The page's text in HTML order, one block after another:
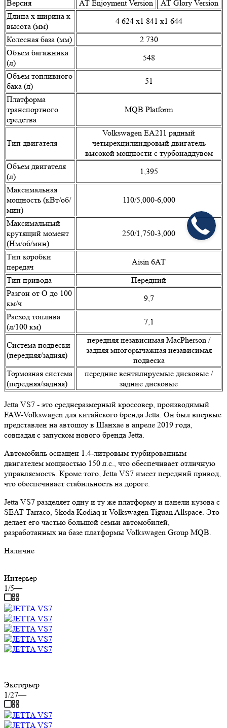
Версия АТ Enjoyment Version
АТ Glory Version
Длина х ширина х
высота (мм)
4 624 x1 841 x1 644
Колесная база (мм)
2 730
Объем багажника
(л)
548
Объем топливного
бака (л)
51
Платформа
транспортного
средства
MQB Platform
Тип двигателя
Volkswagen ЕА211 рядный
четырехцилиндровый двигатель
высокой мощности с турбонаддувом
Объем двигателя
(л)
1,395
Максимальная
мощность (кВт/об/
мин)
110/5,000-6,000
Максимальный
крутящий момент
(Нм/об/мин)
250/1,750-3,000
Тип коробки
передач
Aisin 6АТ
Тип привода
Передний
Разгон от О до 100
км/ч
9,7
Расход топлива
(л/100 км)
7,1
Система подвески
(передняя/задняя)
передняя независимая MacPherson /
задняя многорычажная независимая
подвеска
Тормозная система
(передняя/задняя)
передние вентилируемые дисковые /
задние дисковые
Jetta VS7 - это среднеразмерный кроссовер, производимый
FAW-Volkswagen для китайского бренда Jetta. Он был впервые
представлен на автошоу в Шанхае в апреле 2019 года,
совпадая с запуском нового бренда Jetta.
Автомобиль оснащен 1.4-литровым турбированным
двигателем мощностью 150 л.с., что обеспечивает отличную
управляемость. Кроме того, Jetta VS7 имеет передний привод,
что обеспечивает стабильность на дороге.
Jetta VS7 разделяет одну и ту же платформу и панели кузова с
SEAT Tarraco, Skoda Kodiaq и Volkswagen Tiguan Allspace. Это
делает его частью большой семьи автомобилей,
разработанных на базе платформы Volkswagen Group MQB.
Наличие
Интерьер
1/5—
Экстерьер
1/27—